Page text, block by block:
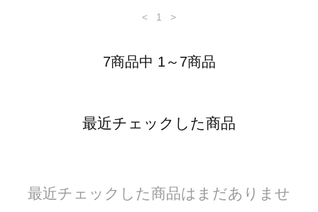
< 1 >
7商品中 1～7商品
最近チェックした商品
最近チェックした商品はまだありませ